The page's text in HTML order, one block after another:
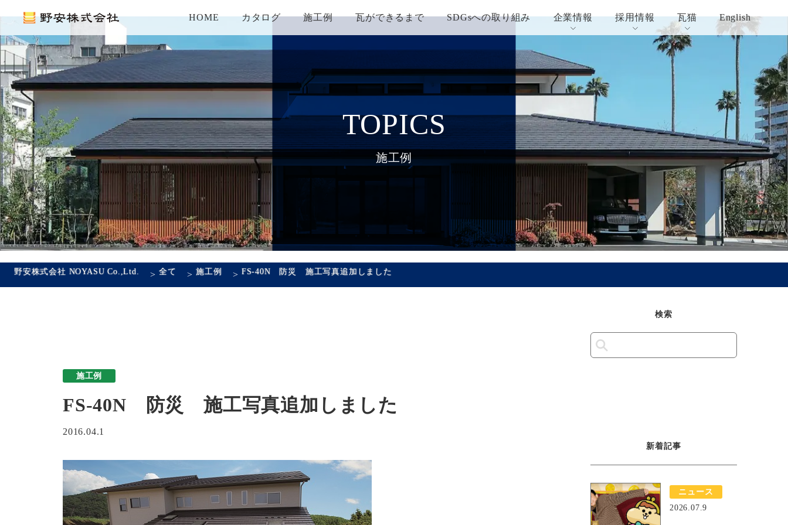
HOME カタログ 施工例 瓦ができるまで SDGsへの取り組み 企業情報 採用情報 瓦猫 English
TOPICS
施工例
野安株式会社 NOYASU Co.,Ltd. >全て >施工例 > FS-40N 防災 施工写真追加しました
施工例
FS-40N 防災 施工写真追加しました
2016.04.1
検索
新着記事
ニュース
2026.07.9